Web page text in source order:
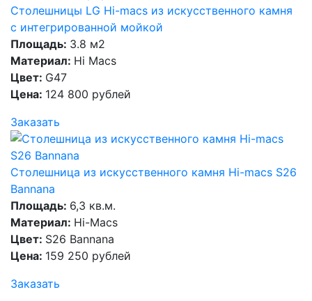
Столешницы LG Hi-macs из искусственного камня
с интегрированной мойкой
Площадь: 3.8 м2
Материал: Hi Macs
Цвет: G47
Цена: 124 800 рублей
Заказать
Столешница из искусственного камня Hi-macs S26
Bannana
Площадь: 6,3 кв.м.
Материал: Hi-Macs
Цвет: S26 Bannana
Цена: 159 250 рублей
Заказать